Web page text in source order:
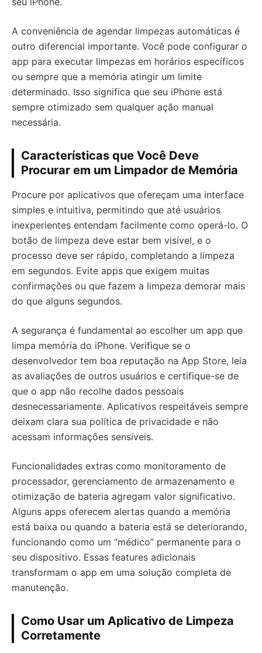
A conveniência de agendar limpezas automáticas é
outro diferencial importante. Você pode configurar o
app para executar limpezas em horários específicos
ou sempre que a memória atingir um limite
determinado. Isso significa que seu iPhone está
sempre otimizado sem qualquer ação manual
necessária.
Características que Você Deve
Procurar em um Limpador de Memória
Procure por aplicativos que ofereçam uma interface
simples e intuitiva, permitindo que até usuários
inexperientes entendam facilmente como operá-lo. O
botão de limpeza deve estar bem visível, e o
processo deve ser rápido, completando a limpeza
em segundos. Evite apps que exigem muitas
confirmações ou que fazem a limpeza demorar mais
do que alguns segundos.
A segurança é fundamental ao escolher um app que
limpa memória do iPhone. Verifique se o
desenvolvedor tem boa reputação na App Store, leia
as avaliações de outros usuários e certifique-se de
que o app não recolhe dados pessoais
desnecessariamente. Aplicativos respeitáveis sempre
deixam clara sua política de privacidade e não
acessam informações sensíveis.
Funcionalidades extras como monitoramento de
processador, gerenciamento de armazenamento e
otimização de bateria agregam valor significativo.
Alguns apps oferecem alertas quando a memória
está baixa ou quando a bateria está se deteriorando,
funcionando como um “médico” permanente para o
seu dispositivo. Essas features adicionais
transformam o app em uma solução completa de
manutenção.
Como Usar um Aplicativo de Limpeza
Corretamente